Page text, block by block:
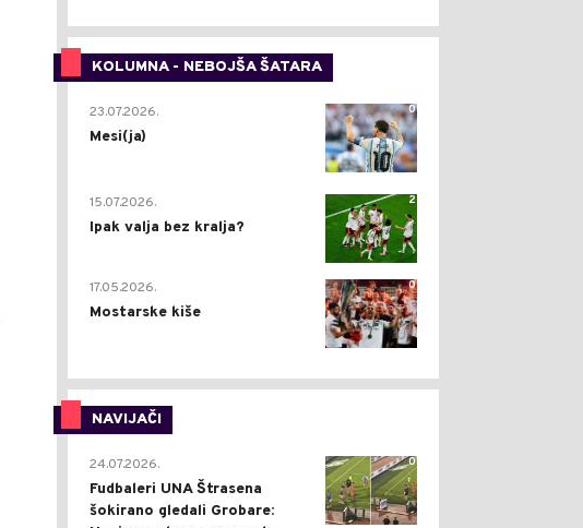
KOLUMNA - NEBOJŠA ŠATARA
0
23.07.2026.
Mesi(ja)
2
15.07.2026.
Ipak valja bez kralja?
0
17.05.2026.
Mostarske kiše
NAVIJAČI
0
24.07.2026.
Fudbaleri UNA Štrasena
šokirano gledali Grobare: